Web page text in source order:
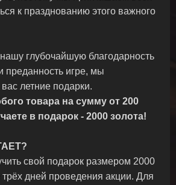
к празднованию этого важного
глубочайшую благодарность
преданность игре, мы
летние подарки.
товара на сумму от 200
в подарок - 2000 золота!
свой подарок размером 2000
трёх дней проведения акции. Для